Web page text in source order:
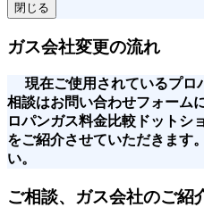
閉じる
ガス会社変更の流れ
現在ご使用されているプロ
相談はお問い合わせフォーム
ロパンガス料金比較ドットシ
をご紹介させていただきます
い。
ご相談、ガス会社のご紹